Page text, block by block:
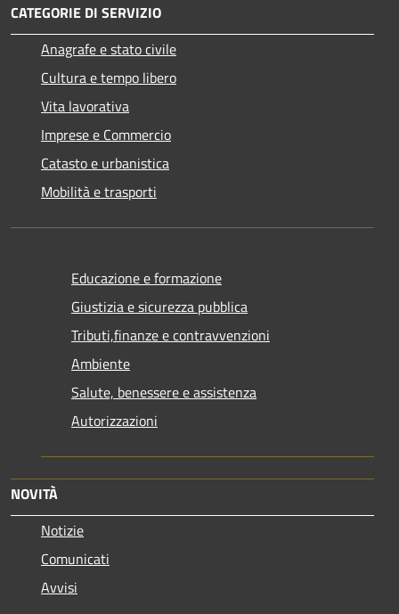
CATEGORIE DI SERVIZIO
Anagrafe e stato civile
Cultura e tempo libero
Vita lavorativa
Imprese e Commercio
Catasto e urbanistica
Mobilità e trasporti
Educazione e formazione
Giustizia e sicurezza pubblica
Tributi,finanze e contravvenzioni
Ambiente
Salute, benessere e assistenza
Autorizzazioni
NOVITÀ
Notizie
Comunicati
Avvisi